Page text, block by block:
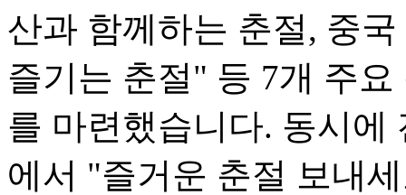
산과 함께하는 춘절, 중
즐기는 춘절" 등 7개 주
를 마련했습니다. 동시에
에서 "즐거운 춘절 보내